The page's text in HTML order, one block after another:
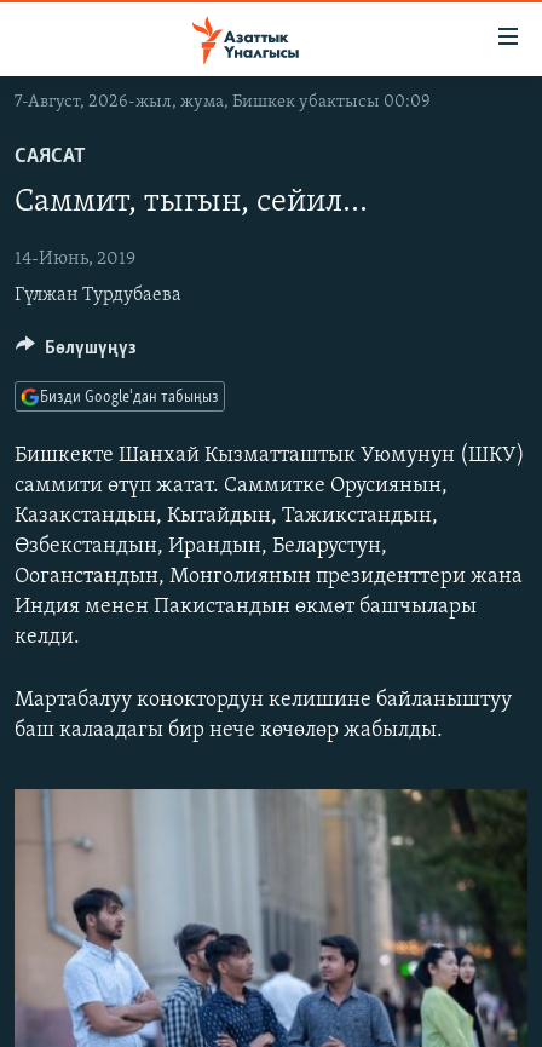
Навигацияга
өтүңүз
салыңызКЫРГЫЗСТАН
САЯСАТ
ЭКОНОМИКА
МАДАНИЯТ
ДҮЙНӨ
ДҮЙНӨ
БОРБОР АЗИЯ
УКРАИНА
АТАЙЫН ИЛИКТӨӨ
ТВ ПРОГРАММАЛАР
БҮГҮН АЗАТТЫКТА
БИЗ ЖАНА ДҮЙНӨ
ДАНИСТЕ
АЗАТТЫК+
ЫҢГАЙСЫЗ СУРООЛОР
ПОДКАСТ
Русский
ЭЕ/АРнун бардык сайттары
7-Август, 2026-жыл, жума, Бишкек убактысы 00:09
САЯСАТ
Cаммит, тыгын, сейил...
14-Июнь, 2019
Гүлжан Турдубаева
Бишкекте Шанхай Кызматташтык Уюмунун (ШКУ)
саммити өтүп жатат. Саммитке Орусиянын,
Казакстандын, Кытайдын, Тажикстандын,
Өзбекстандын, Ирандын, Беларустун,
Ооганстандын, Монголиянын президенттери жана
Индия менен Пакистандын өкмөт башчылары
келди.
Мартабалуу коноктордун келишине байланыштуу
баш калаадагы бир нече көчөлөр жабылды.
Бөлүшүңүз
Бизди Google'дан табыңыз